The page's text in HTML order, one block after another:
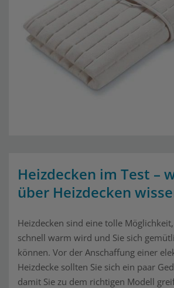
Heizdecken im Test –
über Heizdecken
Heizdecken sind eine tolle
schnell warm wird und Sie sich
können. Vor der Anschaffung einer
Heizdecke sollten Sie sich ein paar
damit Sie zu dem richtigen Modell